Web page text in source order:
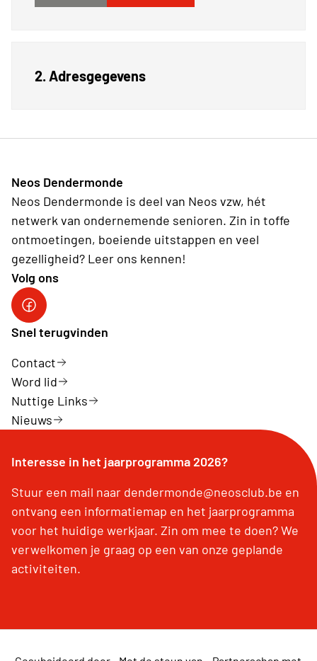
2. Adresgegevens
Neos Dendermonde
Neos Dendermonde is deel van Neos vzw, hét
netwerk van ondernemende senioren. Zin in toffe
ontmoetingen, boeiende uitstappen en veel
gezelligheid? Leer ons kennen!
Volg ons
Facebook
Snel terugvinden
Contact
Word lid
Nuttige Links
Nieuws
Interesse in het jaarprogramma 2026?
Stuur een mail naar dendermonde@neosclub.be en
ontvang een informatiemap en het jaarprogramma
voor het huidige werkjaar. Zin om mee te doen? We
verwelkomen je graag op een van onze geplande
activiteiten.